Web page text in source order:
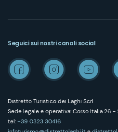
Distretto Turistico dei Laghi Scrl
Sede legale e operativa: Corso Italia 26
tel:+39 0323 30416
Seguici sui nostri canali social